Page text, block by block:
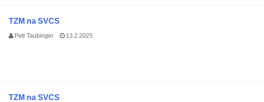
TZM na SVCS
Petr Taubinger 13.2.2025
TZM na SVCS